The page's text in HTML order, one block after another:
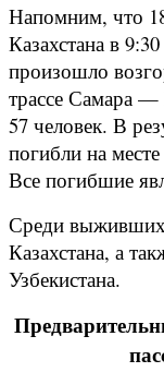
Напомним, что
Казахстана в
произошло
трассе Самара
57 человек. В
погибли на
Все погибшие
Среди выживших
Казахстана, а
Узбекистана.